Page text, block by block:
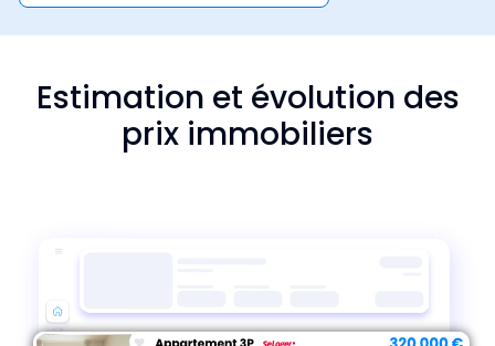
Estimation et évolution des
prix immobiliers